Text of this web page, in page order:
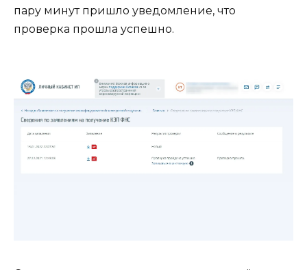
пару минут пришло уведомление, что
проверка прошла успешно.